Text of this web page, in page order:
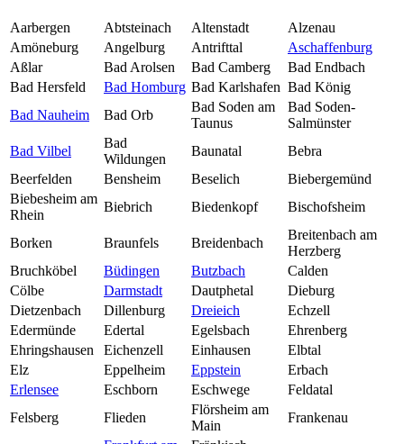
Aarbergen Abtsteinach Altenstadt
Alzenau
Amöneburg
Angelburg Antrifttal
Aschaffenburg
Aßlar
Bad Arolsen Bad Camberg
Bad Endbach
Bad Hersfeld
Bad Homburg Bad Karlshafen Bad König
Bad Nauheim
Bad Orb
Bad Soden am
Taunus
Bad Soden-
Salmünster
Bad Vilbel
Bad
Wildungen
Baunatal
Bebra
Beerfelden
Bensheim Beselich
Biebergemünd
Biebesheim am
Rhein
Biebrich Biedenkopf Bischofsheim
Borken Braunfels Breidenbach
Breitenbach am
Herzberg
Bruchköbel
Büdingen Butzbach
Calden
Cölbe
Darmstadt Dautphetal
Dieburg
Dietzenbach
Dillenburg Dreieich
Echzell
Edermünde
Edertal Egelsbach
Ehrenberg
Ehringshausen
Eichenzell Einhausen
Elbtal
Elz
Eppelheim Eppstein
Erbach
Erlensee
Eschborn Eschwege
Feldatal
Felsberg
Flieden
Flörsheim am
Main
Frankenau